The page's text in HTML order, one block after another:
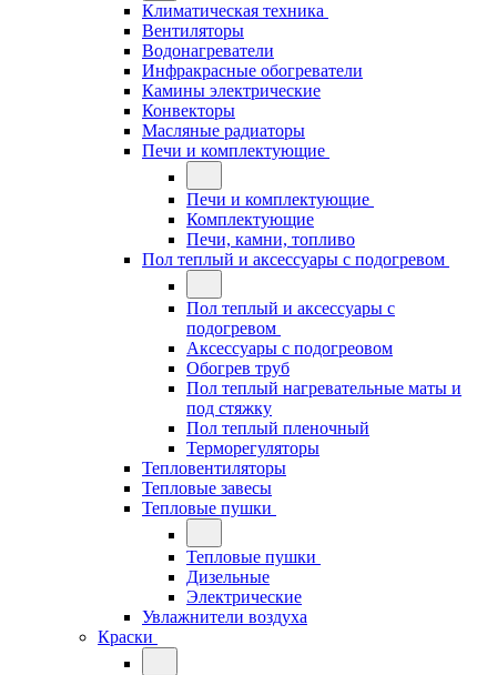
Климатическая техника
Вентиляторы
Водонагреватели
Инфракрасные обогреватели
Камины электрические
Конвекторы
Масляные радиаторы
Печи и комплектующие
Печи и комплектующие
Комплектующие
Печи, камни, топливо
Пол теплый и аксессуары с подогревом
Пол теплый и аксессуары с
подогревом
Аксессуары с подогреовом
Обогрев труб
Пол теплый нагревательные маты и
под стяжку
Пол теплый пленочный
Терморегуляторы
Тепловентиляторы
Тепловые завесы
Тепловые пушки
Тепловые пушки
Дизельные
Электрические
Увлажнители воздуха
Краски